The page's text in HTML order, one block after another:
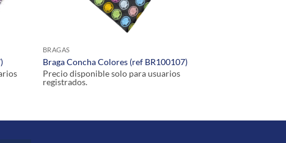
BRAGAS
Braga Concha Colores (ref BR100107)
Precio disponible solo para usuarios
registrados.